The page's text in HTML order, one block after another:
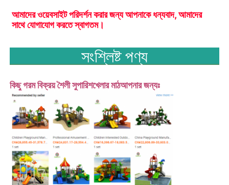
আমাদের ওয়েবসাইট পরিদর্শন করার জন্য আপনাকে ধন্যবাদ, আমাদের
সাথে যোগাযোগ করতে স্বাগতম।
সংশ্লিষ্ট পণ্য
কিছু গরম বিক্রয় শৈলী সুপারিশখেলার মাঠআপনার জন্যঃ